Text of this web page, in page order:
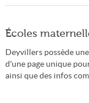
Écoles
Deyvillers possède
d'une page unique
ainsi que des infos